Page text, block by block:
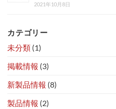
2021年10月8日
カテゴリー
未分類 (1)
掲載情報 (3)
新製品情報 (8)
製品情報 (2)